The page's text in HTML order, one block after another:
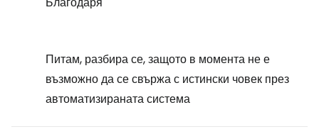
Питам, разбира се, защото в момента не е
възможно да се свържа с истински човек през
автоматизираната система